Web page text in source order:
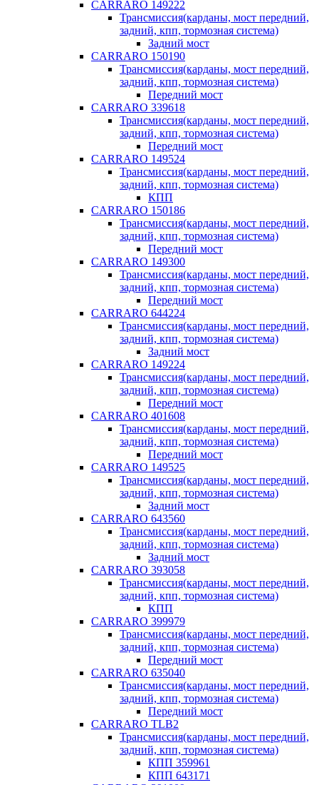
CARRARO 149222
Трансмиссия(карданы, мост передний,
задний, кпп, тормозная система)
Задний мост
CARRARO 150190
Трансмиссия(карданы, мост передний,
задний, кпп, тормозная система)
Передний мост
CARRARO 339618
Трансмиссия(карданы, мост передний,
задний, кпп, тормозная система)
Передний мост
CARRARO 149524
Трансмиссия(карданы, мост передний,
задний, кпп, тормозная система)
КПП
CARRARO 150186
Трансмиссия(карданы, мост передний,
задний, кпп, тормозная система)
Передний мост
CARRARO 149300
Трансмиссия(карданы, мост передний,
задний, кпп, тормозная система)
Передний мост
CARRARO 644224
Трансмиссия(карданы, мост передний,
задний, кпп, тормозная система)
Задний мост
CARRARO 149224
Трансмиссия(карданы, мост передний,
задний, кпп, тормозная система)
Передний мост
CARRARO 401608
Трансмиссия(карданы, мост передний,
задний, кпп, тормозная система)
Передний мост
CARRARO 149525
Трансмиссия(карданы, мост передний,
задний, кпп, тормозная система)
Задний мост
CARRARO 643560
Трансмиссия(карданы, мост передний,
задний, кпп, тормозная система)
Задний мост
CARRARO 393058
Трансмиссия(карданы, мост передний,
задний, кпп, тормозная система)
КПП
CARRARO 399979
Трансмиссия(карданы, мост передний,
задний, кпп, тормозная система)
Передний мост
CARRARO 635040
Трансмиссия(карданы, мост передний,
задний, кпп, тормозная система)
Передний мост
CARRARO TLB2
Трансмиссия(карданы, мост передний,
задний, кпп, тормозная система)
КПП 359961
КПП 643171